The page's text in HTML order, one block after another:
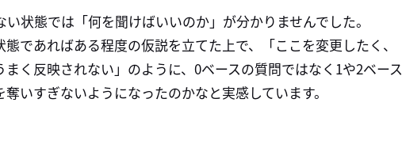
状態では「何を聞けばいいのか」が分かりませんでした。
であればある程度の仮説を立てた上で、「ここを変更したく、
く反映されない」のように、0ベースの質問ではなく1や2ベース
いすぎないようになったのかなと実感しています。